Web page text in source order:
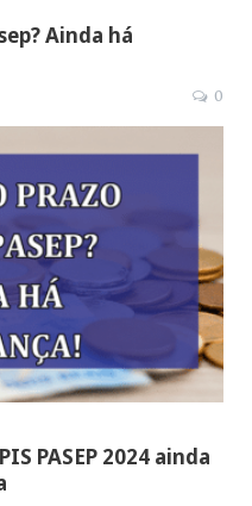
Ainda há
0
PASEP 2024 ainda